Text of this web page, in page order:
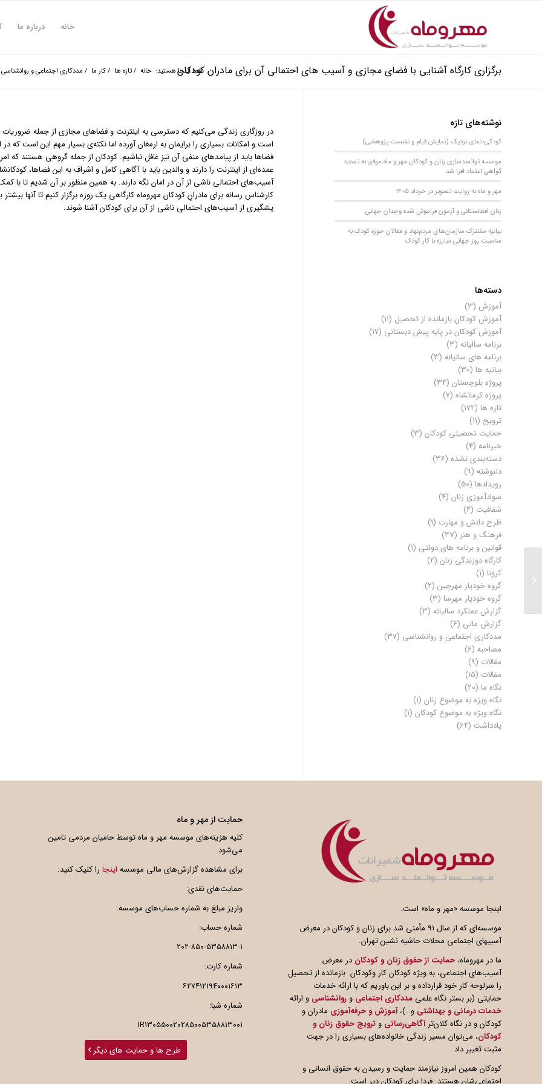
خانه درباره ما
برگزاری کارگاه آشنایی با فضای مجازی و آسیب های احتمالی آن برای مادران کودکان
شما اینجا هستید: خانه /تازه ها /کار ما / مددکاری اجتماعی و روانشناسی
در روزگاری زندگی می‌کنیم که دسترسی به اینترنت و فضاهای مجازی از جمله
است و امکانات بسیاری را برایمان به ارمغان آورده اما نکته‌ی بسیار مهم این است که در
فضاها باید از پیامدهای منفی آن نیز غافل نباشیم. کودکان از جمله گروهی هستند که
عمده‌ای از اینترنت را دارند و والدین باید با آگاهی کامل و اشراف به این فضاها،
آسیب‌های احتمالی ناشی از آن در امان نگه دارند. به همین منظور بر آن شدیم تا با
کارشناس رسانه برای مادرانِ کودکان مهروماه کارگاهی یک روزه برگزار کنیم‌ تا آنها
یشگیری از آسیب‌های احتمالی ناشی از آن برای کودکان آشنا شوند.
نوشته‌های تازه
کودکی؛ نمای نزدیک (نمایش فیلم و نشست پژوهشی)
موسسه توانمندسازی زنان و کودکان مهر و ماه موفق به تمدید
گواهی اعتماد افرا شد
مهر و ماه به روایت تصویر در خرداد 1405
زنان افغانستانی و آزمون فراموش شده وجدان جهانی
بیانیه مشترک سازمان‌های مردم‌نهاد و فعالان حوزه کودک به
مناسبت روز جهانی مبارزه با کار کودک
دسته‌ها
آموزش (3)
آموزش کودکان بازمانده از تحصیل (11)
آموزش کودکان در پایه پیش دبستانی (17)
برنامه سالیانه (3)
برنامه های سالیانه (3)
بیانیه ها (30)
پروژه بلوچستان (34)
پروژه کرمانشاه (7)
تازه ها (172)
ترویج (11)
حمایت تحصیلی کودکان (3)
خبرنامه (4)
دسته‌بندی نشده (36)
دلنوشته (9)
رویدادها (50)
سوادآموزی زنان (4)
شفافیت (4)
ظرح دانش و مهارت (1)
فرهنگ و هنر (37)
قوانین و برنامه های دولتی (1)
کارگاه دوزندگی زنان (2)
کرونا (1)
گروه خودیار مهرچین (2)
گروه خودیار مهرسا (3)
گزارش عملکرد سالیانه (3)
گزارش مالی (6)
مددکاری اجتماعی و روانشناسی (37)
مصاحبه (6)
مقالات (9)
مقالات (15)
نگاه ما (20)
نگاه ویژه به موضوع زنان (1)
نگاه ویژه به موضوع کودکان (1)
یادداشت (64)
اینجا موسسه «مهر و ماه» است.
موسسه‌ای که از سال ۹۱ مأمنی شد برای زنان و کودکان در معرض
آسیبهای اجتماعی محلات حاشیه نشین تهران.
ما در مهروماه، حمایت از حقوق زنان و کودکان در معرض
آسیب‌های اجتماعی، به ویژه کودکان کار وکودکان بازمانده از تحصیل
را سرلوحه کار خود قرارداده و بر این باوریم که با ارائه خدمات
حمایتی (بر بستر نگاه علمی مددکاری اجتماعی و روانشناسی و ارائه
خدمات درمانی و بهداشتی و…)،آموزش و حرفه‌آموزی مادران و
کودکان و در نگاه کلان‌ترآگاهیرسانی و ترویج حقوق زنان و
کودکان، می‌توان مسیر زندگی خانواده‌های بسیاری را در جهت
مثبت تغییر داد.
کودکان همین امروز نیازمند حمایت و رسیدن به حقوق انسانی و
اجتماعی‌شان هستند. فردا برای کودکان دیر است.
حمایت از مهر و ماه
کلیه هزینه‌های موسسه مهر و ماه توسط حامیان مردمی تامین
می‌شود.
برای مشاهده گزارش‌های مالی موسسه اینجارا کلیک کنید.
حمایت‌های نقدی:
واریز مبلغ به شماره حساب‌های موسسه:
شماره حساب:
۲۰۲-۸۵۰-۵۳۵۸۸۱۳-۱
شماره کارت:
۶۲۷۴۱۲۱۹۴۰۰۰۱۶۱۳
شماره شبا:
IR۱۳۰۵۵۰۰۲۰۲۸۵۰۰۵۳۵۸۸۱۳۰۰۱
طرح ها و حمایت های دیگر
معرفی خانه فرهنگ و هنر مهروماه